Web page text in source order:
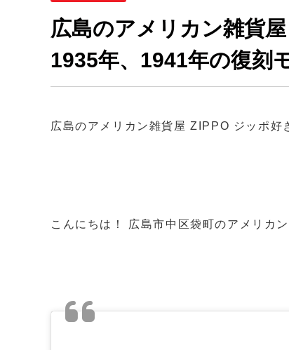
広島のアメリカン雑貨
1935年、1941年の復刻
広島のアメリカン雑貨屋 ZIPPO ジッポ好
こんにちは！ 広島市中区袋町のアメリカ